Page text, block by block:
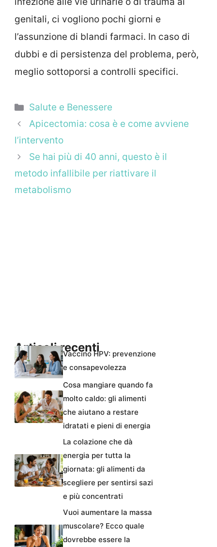
genitali, ci vogliono pochi giorni e
l’assunzione di blandi farmaci. In caso di
dubbi e di persistenza del problema, però,
meglio sottoporsi a controlli specifici.
Categorie
Salute e Benessere
Apicectomia: cosa è e come avviene
l’intervento
Se hai più di 40 anni, questo è il
metodo infallibile per riattivare il
metabolismo
Articoli recentiVaccino HPV: prevenzione
e consapevolezza
Cosa mangiare quando fa
molto caldo: gli alimenti
che aiutano a restare
idratati e pieni di energia
La colazione che dà
energia per tutta la
giornata: gli alimenti da
scegliere per sentirsi sazi
e più concentrati
Vuoi aumentare la massa
muscolare? Ecco quale
dovrebbe essere la